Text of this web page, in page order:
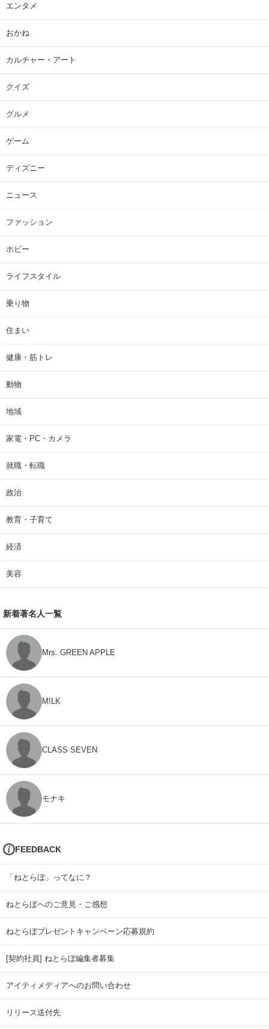
エンタメ
おかね
カルチャー・アート
クイズ
グルメ
ゲーム
ディズニー
ニュース
ファッション
ホビー
ライフスタイル
乗り物
住まい
健康・筋トレ
動物
地域
家電・PC・カメラ
就職・転職
政治
教育・子育て
経済
美容
新着著名人一覧
Mrs. GREEN APPLE
M!LK
CLASS SEVEN
モナキ
FEEDBACK
「ねとらぼ」ってなに？
ねとらぼへのご意見・ご感想
ねとらぼプレゼントキャンペーン応募規約
[契約社員] ねとらぼ編集者募集
アイティメディアへのお問い合わせ
リリース送付先